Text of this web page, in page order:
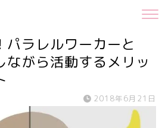
パラレルワーカーと
ながら活動するメリッ
2018年6月21日